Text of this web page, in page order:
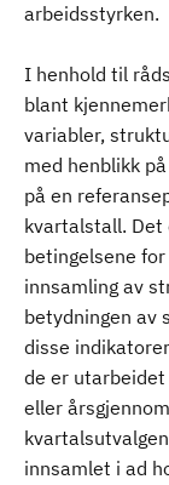
arbeidsstyrken.
I henhold til
blant
variabler,
med henblikk
på en
kvartalstall. Det
betingelsene
innsamling av
betydningen av
disse
de er
eller
innsamlet i ad